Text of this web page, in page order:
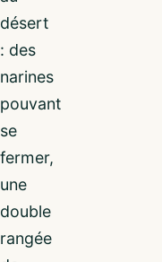
désert
: des
narines
pouvant
se
fermer,
une
double
rangée